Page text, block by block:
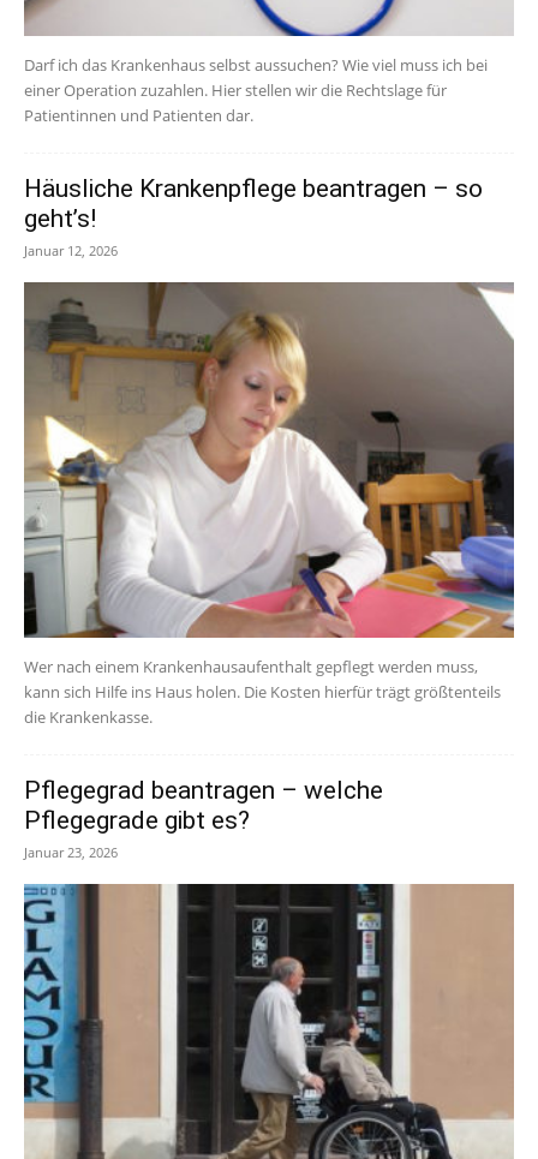
Darf ich das Krankenhaus selbst aussuchen? Wie viel muss ich bei
einer Operation zuzahlen. Hier stellen wir die Rechtslage für
Patientinnen und Patienten dar.
Häusliche Krankenpflege beantragen – so
geht’s!
Januar 12, 2026
Wer nach einem Krankenhausaufenthalt gepflegt werden muss,
kann sich Hilfe ins Haus holen. Die Kosten hierfür trägt größtenteils
die Krankenkasse.
Pflegegrad beantragen – welche
Pflegegrade gibt es?
Januar 23, 2026